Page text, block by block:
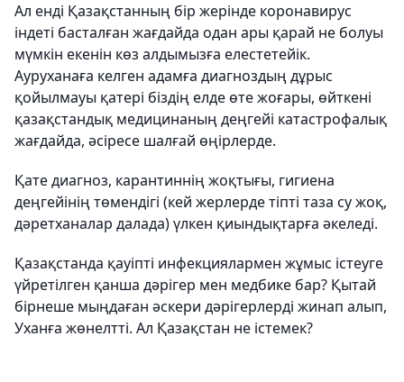
Ал енді Қазақстанның бір жерінде коронавирус
індеті басталған жағдайда одан ары қарай не болуы
мүмкін екенін көз алдымызға елестетейік.
Ауруханаға келген адамға диагноздың дұрыс
қойылмауы қатері біздің елде өте жоғары, өйткені
қазақстандық медицинаның деңгейі катастрофалық
жағдайда, әсіресе шалғай өңірлерде.
Қате диагноз, карантиннің жоқтығы, гигиена
деңгейінің төмендігі (кей жерлерде тіпті таза су жоқ,
дәретханалар далада) үлкен қиындықтарға әкеледі.
Қазақстанда қауіпті инфекциялармен жұмыс істеуге
үйретілген қанша дәрігер мен медбике бар? Қытай
бірнеше мыңдаған әскери дәрігерлерді жинап алып,
Уханға жөнелтті. Ал Қазақстан не істемек?